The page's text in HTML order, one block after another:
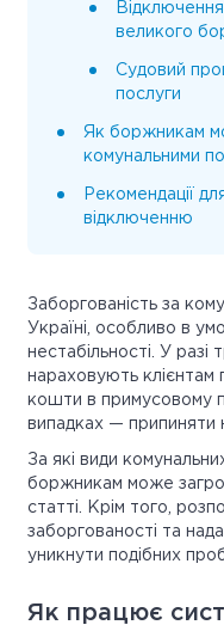
великого
Судовий
послуги
Як боржникам
комунальними
Рекомендації
відключенню
Заборгованість за
Україні, особливо в
нестабільності. У разі
нараховують клієнтам
кошти в примусовому
випадках — припиняти
За які види
боржникам може
статті. Крім того,
заборгованості та
уникнути подібних
Як працює